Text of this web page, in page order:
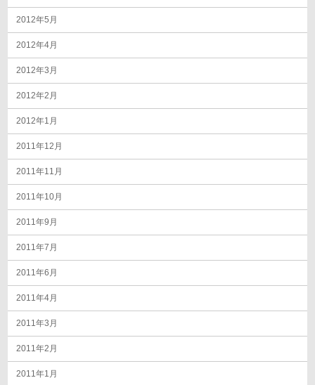
2012年5月
2012年4月
2012年3月
2012年2月
2012年1月
2011年12月
2011年11月
2011年10月
2011年9月
2011年7月
2011年6月
2011年4月
2011年3月
2011年2月
2011年1月